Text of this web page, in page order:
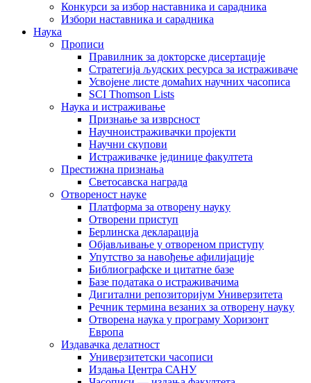
Конкурси за избор наставника и сарадника
Избори наставника и сарадника
Наука
Прописи
Правилник за докторске дисертације
Стратегија људских ресурса за истраживаче
Усвојене листе домаћих научних часописа
SCI Thomson Lists
Наука и истраживање
Признање за изврсност
Научноистраживачки пројекти
Научни скупови
Истраживачке јединице факултета
Престижна признања
Светосавска награда
Отвореност науке
Платформа за отворену науку
Отворени приступ
Берлинска декларација
Објављивање у отвореном приступу
Упутство за навођење афилијације
Библиографске и цитатне базе
Базе података о истраживачима
Дигитални репозиторијум Универзитета
Рeчник термина везаних за отворену науку
Отворена наука у програму Хоризонт
Европа
Издавачка делатност
Универзитетски часописи
Издања Центра САНУ